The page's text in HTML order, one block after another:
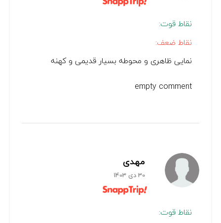
نقاط قوت:
نقاط ضعف:
نمایی ظاهری و محوطه بسیار قدیمی و کهنه
empty comment
مهدى
30 دی 1403
نقاط قوت: